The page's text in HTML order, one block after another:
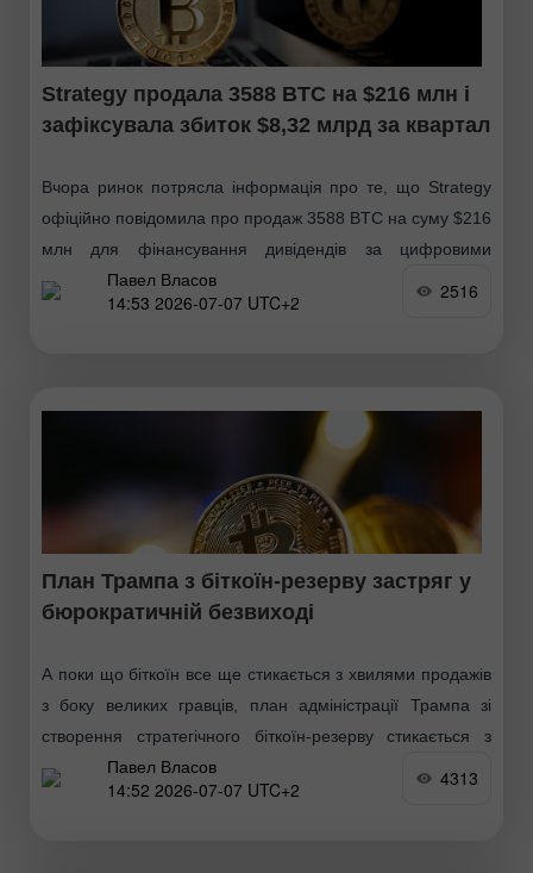
Strategy продала 3588 BTC на $216 млн і
зафіксувала збиток $8,32 млрд за квартал
Вчора ринок потрясла інформація про те, що Strategy
офіційно повідомила про продаж 3588 BTC на суму $216
млн для фінансування дивідендів за цифровими
кредитними інструментами та поповнення доларового
резерву. Попри
Павел Власов
14:53 2026-07-07 UTC+2
2516
План Трампа з біткоїн-резерву застряг у
бюрократичній безвиході
А поки що біткоїн все ще стикається з хвилями продажів
з боку великих гравців, план адміністрації Трампа зі
створення стратегічного біткоїн-резерву стикається з
міжвідомчою боротьбою. Спочатку резерв планувалося
розмістити
Павел Власов
14:52 2026-07-07 UTC+2
4313